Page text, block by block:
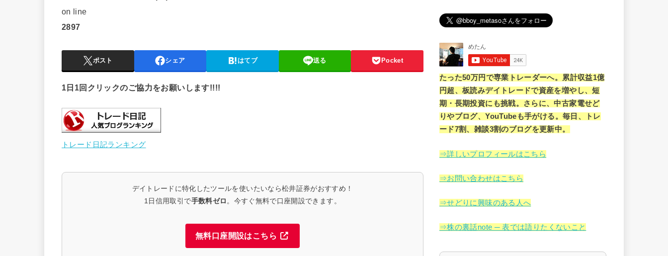
on line
2897
ポスト シェア はてブ 送る Pocket
1日1回クリックのご協力をお願いします!!!!
トレード日記ランキング
デイトレードに特化したツールを使いたいなら松井証券がおすすめ！
1日信用取引で手数料ゼロ。今すぐ無料で口座開設できます。
無料口座開設はこちら
たった50万円で専業トレーダーへ。累計収益1億
円超、板読みデイトレードで資産を増やし、短
期・長期投資にも挑戦。さらに、中古家電せど
りやブログ、YouTubeも手がける。毎日、トレ
ード7割、雑談3割のブログを更新中。
⇒詳しいプロフィールはこちら
⇒お問い合わせはこちら
⇒せどりに興味のある人へ
⇒株の裏話note ─ 表では語りたくないこと